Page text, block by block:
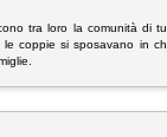
tra loro la comunità
coppie si sposavano in